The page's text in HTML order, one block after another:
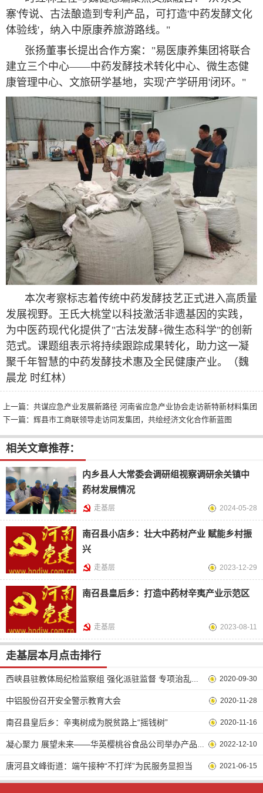
寨'传说、古法酿造到专利产品，可打造'中药发酵文化
体验线'，纳入中原康养旅游路线。"
张扬董事长提出合作方案："易医康养集团将联合
建立三个中心——中药发酵技术转化中心、微生态健
康管理中心、文旅研学基地，实现'产学研用'闭环。"
本次考察标志着传统中药发酵技艺正式进入高质量
发展视野。王氏大桃堂以科技激活非遗基因的实践，
为中医药现代化提供了"古法发酵+微生态科学"的创新
范式。课题组表示将持续跟踪成果转化，助力这一凝
聚千年智慧的中药发酵技术惠及全民健康产业。
（魏
晨龙 时红林）
上一篇： 共谋应急产业发展新路径 河南省应急产业协会走访新特新材料集团
下一篇： 辉县市工商联领导走访同发集团，共绘经济文化合作新蓝图
相关文章推荐：
内乡县人大常委会调研组视察调研余关镇中
药材发展情况
走基层 2024-05-28
南召县小店乡：壮大中药材产业 赋能乡村振
兴
走基层 2023-12-29
南召县皇后乡：打造中药材辛夷产业示范区
走基层 2023-08-11
走基层本月点击排行
西峡县驻教体局纪检监察组 强化派驻监督 专项治乱肃清风 2020-09-30
中铝股份召开安全警示教育大会 2020-11-28
南召县皇后乡：辛夷树成为脱贫路上“摇钱树” 2020-11-16
凝心聚力 展望未来——华英樱桃谷食品公司举办产品品鉴交流活动 2022-12-10
唐河县文峰街道：端午接种“不打烊”为民服务显担当 2021-06-15